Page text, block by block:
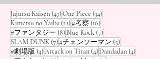
Ayase , am meisten hervor.
Sie sieht aus wie eine
atemberaubend s
Jujutsu Kaisen (47)47 Beiträge
One Piece (34)34 Beiträge
Kimetsu no Yaiba (21)21 Beiträge
#考察 (16)16 Beiträge
#ファンタジー (8)8 Beiträge
Blue Rock (7)7 Beiträge
SLAM DUNK (7)7 Beiträge
#チェンソーマン (5)5 Beiträge
#劇場版 (4)4 Beiträge
Attack on Titan (4)4 Beiträge
Dandadan (4)4 Beiträge